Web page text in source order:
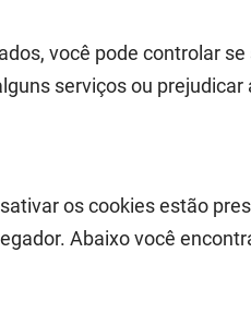
você pode controlar
serviços ou
os cookies estão
Abaixo você